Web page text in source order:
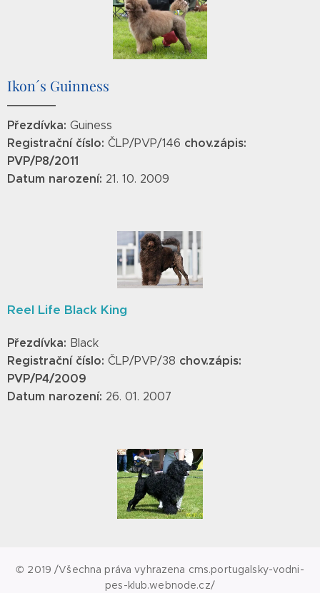
Ikon´s Guinness
Přezdívka: Guiness
Registrační číslo: ČLP/PVP/146 chov.zápis:
PVP/P8/2011
Datum narození: 21. 10. 2009
Reel Life Black King
Přezdívka: Black
Registrační číslo: ČLP/PVP/38 chov.zápis:
PVP/P4/2009
Datum narození: 26. 01. 2007
© 2019 /Všechna práva vyhrazena cms.portugalsky-vodni-
pes-klub.webnode.cz/